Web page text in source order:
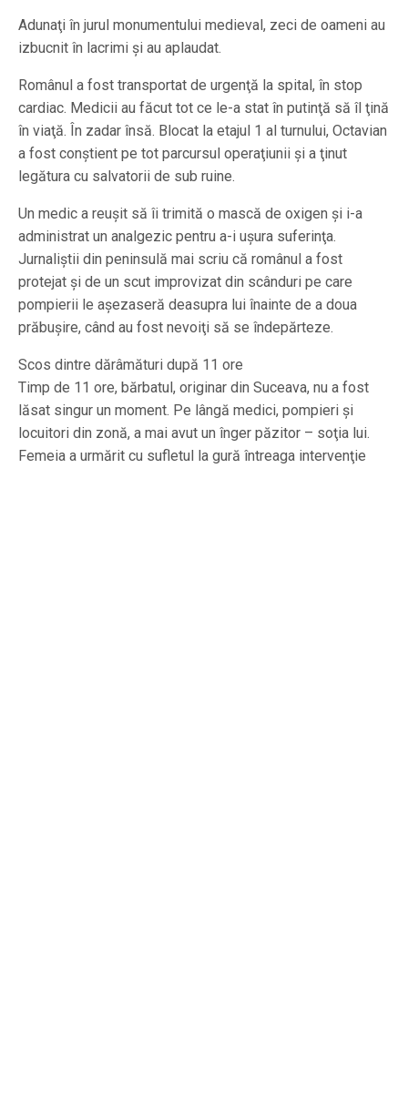
Adunaţi în jurul monumentului medieval, zeci de oameni au
izbucnit în lacrimi şi au aplaudat.
Românul a fost transportat de urgenţă la spital, în stop
cardiac. Medicii au făcut tot ce le-a stat în putinţă să îl ţină
în viaţă. În zadar însă. Blocat la etajul 1 al turnului, Octavian
a fost conştient pe tot parcursul operaţiunii şi a ţinut
legătura cu salvatorii de sub ruine.
Un medic a reuşit să îi trimită o mască de oxigen şi i-a
administrat un analgezic pentru a-i uşura suferinţa.
Jurnaliştii din peninsulă mai scriu că românul a fost
protejat şi de un scut improvizat din scânduri pe care
pompierii le aşezaseră deasupra lui înainte de a doua
prăbuşire, când au fost nevoiţi să se îndepărteze.
Scos dintre dărâmături după 11 ore
Timp de 11 ore, bărbatul, originar din Suceava, nu a fost
lăsat singur un moment. Pe lângă medici, pompieri şi
locuitori din zonă, a mai avut un înger păzitor – soţia lui.
Femeia a urmărit cu sufletul la gură întreaga intervenţie